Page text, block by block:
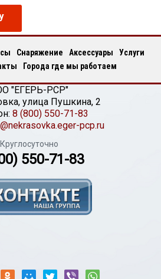
Снаряжение Аксессуары
Услуги
Города где мы работаем
"ЕГЕРЬ-РСР"
, улица Пушкина, 2
8 (800) 550-71-83
pcp.ru
Круглосуточно
550-71-83